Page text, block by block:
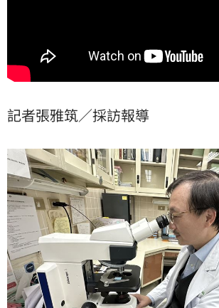
記者張雅筑／採訪報導